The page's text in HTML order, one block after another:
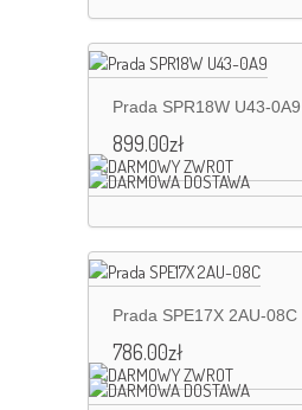
Prada SPR18W U43-0A9
899.00zł
Prada SPE17X 2AU-08C
786.00zł